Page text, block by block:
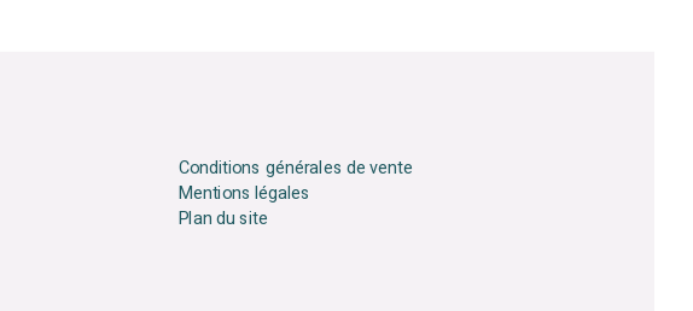
Conditions générales de vente
Mentions légales
Plan du site